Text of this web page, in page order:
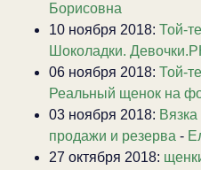
Борисовна
10 ноября 2018: Той-
Шоколадки.
06 ноября 2018: Той-
Реальный щенок на
03 ноября 2018:
продажи и резерва -
27 октября 2018: